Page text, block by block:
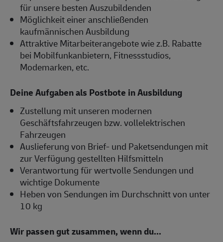
für unsere besten Auszubildenden
Möglichkeit einer anschließenden
kaufmännischen Ausbildung
Attraktive Mitarbeiterangebote wie z.B. Rabatte
bei Mobilfunkanbietern, Fitnessstudios,
Modemarken, etc.
Deine Aufgaben als Postbote in Ausbildung
Zustellung mit unseren modernen
Geschäftsfahrzeugen bzw. vollelektrischen
Fahrzeugen
Auslieferung von Brief- und Paketsendungen mit
zur Verfügung gestellten Hilfsmitteln
Verantwortung für wertvolle Sendungen und
wichtige Dokumente
Heben von Sendungen im Durchschnitt von unter
10 kg
Wir passen gut zusammen, wenn du...